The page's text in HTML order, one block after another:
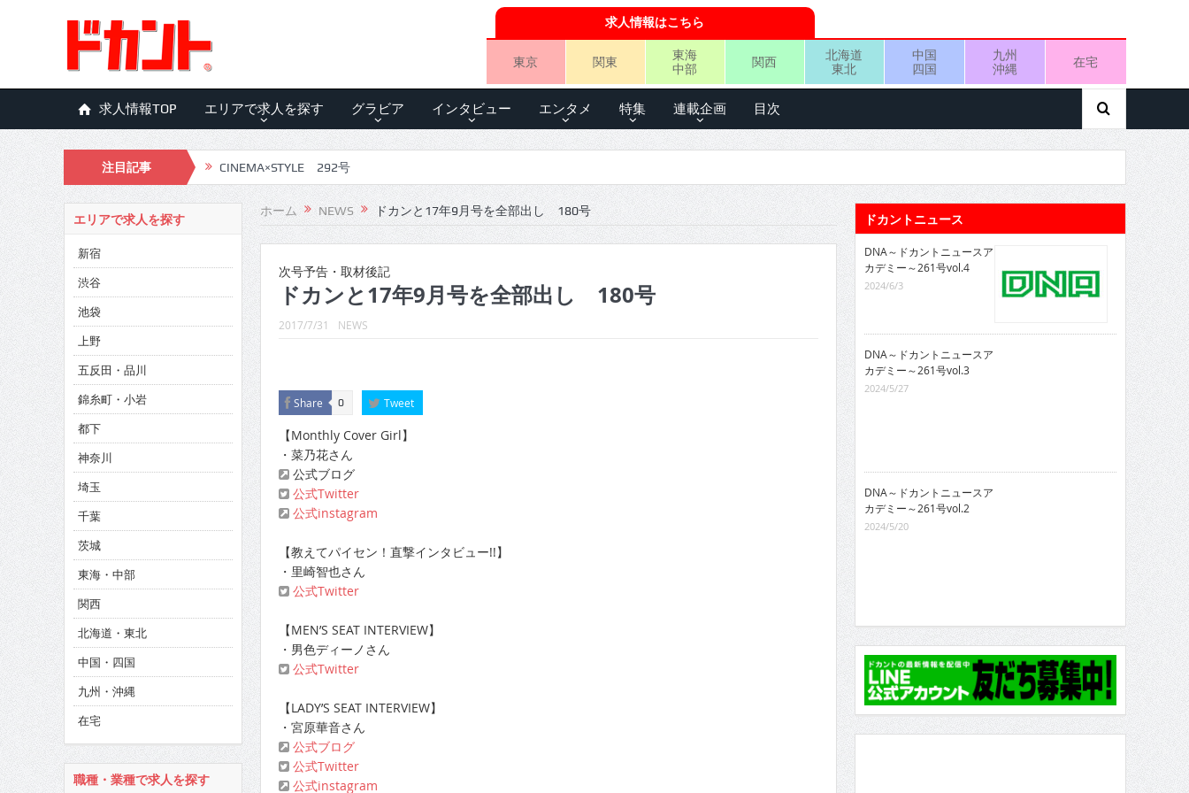
求人情報はこちら
東京 関東
東海
中部
関西
北海道
東北
中国
四国
九州
沖縄
在宅
求人情報TOP エリアで求人を探す グラビア インタビュー エンタメ 特集 連載企画 目次
注目記事 CINEMA×STYLE 292号
CINEMA×STYLE 291号
CINEMA×STYLE 290号
CINEMA×STYLE 289号
CINEMA×STYLE 288号
CINEMA×STYLE 287号
CINEMA×STYLE 285号
CINEMA×STYLE 294号
CINEMA×STYLE 293号
ホーム NEWS ドカンと17年9月号を全部出し 180号
次号予告・取材後記
ドカンと17年9月号を全部出し 180号
2017/7/31 NEWS
Share 0 Tweet
【Monthly Cover Girl】
・菜乃花さん
公式ブログ
公式Twitter
公式instagram
【教えてパイセン！直撃インタビュー!!】
・里崎智也さん
公式Twitter
【MEN’S SEAT INTERVIEW】
・男色ディーノさん
公式Twitter
【LADY’S SEAT INTERVIEW】
・宮原華音さん
公式ブログ
公式Twitter
公式instagram
エリアで求人を探す
新宿
渋谷
池袋
上野
五反田・品川
錦糸町・小岩
都下
神奈川
埼玉
千葉
茨城
東海・中部
関西
北海道・東北
中国・四国
九州・沖縄
在宅
職種・業種で求人を探す
ドカントニュース
DNA～ドカントニュースア
カデミー～261号vol.4
2024/6/3
DNA～ドカントニュースア
カデミー～261号vol.3
2024/5/27
カデミー～261号vol.2
2024/5/20